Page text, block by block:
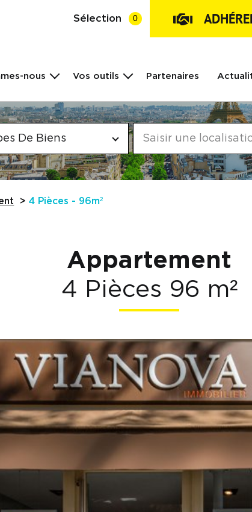
Sélection 0
nous Vos outils Partenaires
De Biens
4 Pièces - 96m²
Appartement
4 Pièces 96 m²